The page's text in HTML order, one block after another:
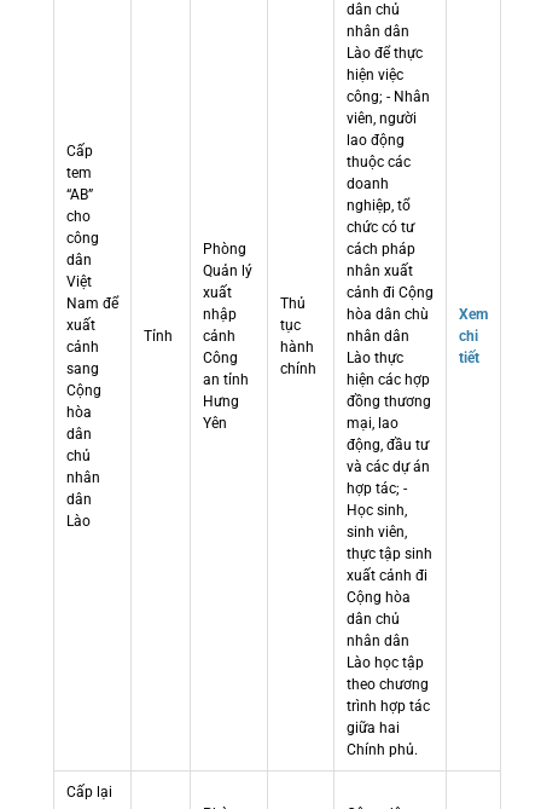
Cấp
tem
“AB”
cho
công
dân
Việt
Nam để
xuất
cảnh
sang
Cộng
hòa
dân
chủ
nhân
dân
Lào
Tỉnh
Phòng
Quản lý
xuất
nhập
cảnh
Công
an tỉnh
Hưng
Yên
Thủ
tục
hành
chính
dân chủ
nhân dân
Lào để thực
hiện việc
công; - Nhân
viên, người
lao động
thuộc các
doanh
nghiệp, tổ
chức có tư
cách pháp
nhân xuất
cảnh đi Cộng
hòa dân chù
nhân dân
Lào thực
hiện các hợp
đồng thương
mại, lao
động, đầu tư
và các dự án
hợp tác; -
Học sinh,
sinh viên,
thực tập sinh
xuất cảnh đi
Cộng hòa
dân chủ
nhân dân
Lào học tập
theo chương
trình hợp tác
giữa hai
Chính phủ.
Xem
chi
tiết
Cấp lại